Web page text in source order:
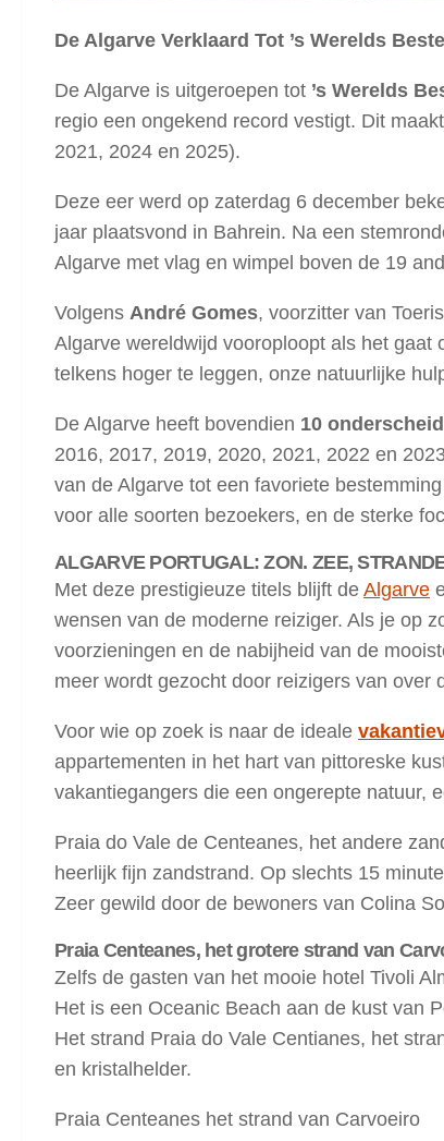
De Algarve Verklaard Tot ’s Werelds
De Algarve is uitgeroepen tot ’s Werelds
regio een ongekend record vestigt. Dit
2021, 2024 en 2025).
Deze eer werd op zaterdag 6 december
jaar plaatsvond in Bahrein. Na een
Algarve met vlag en wimpel boven de 19
Volgens André Gomes, voorzitter van
Algarve wereldwijd vooroploopt als het gaat
telkens hoger te leggen, onze natuurlijke
De Algarve heeft bovendien 10
2016, 2017, 2019, 2020, 2021, 2022 en
van de Algarve tot een favoriete
voor alle soorten bezoekers, en de sterke
ALGARVE PORTUGAL: ZON. ZEE,
Met deze prestigieuze titels blijft de Algarve
wensen van de moderne reiziger. Als je op
voorzieningen en de nabijheid van de
meer wordt gezocht door reizigers van over
Voor wie op zoek is naar de ideale
appartementen in het hart van pittoreske
vakantiegangers die een ongerepte natuur,
Praia do Vale de Centeanes, het andere
heerlijk fijn zandstrand. Op slechts 15
Zeer gewild door de bewoners van Colina
Praia Centeanes, het grotere strand van
Zelfs de gasten van het mooie hotel Tivoli
Het is een Oceanic Beach aan de kust van
Het strand Praia do Vale Centianes, het
en kristalhelder.
Praia Centeanes het strand van Carvoeiro